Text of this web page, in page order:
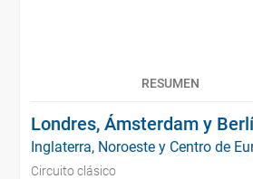
RESUMEN
Londres, Ámsterdam y
Inglaterra, Noroeste y Centro de
Circuito clásico